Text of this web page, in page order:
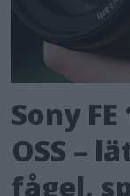
Sony
OSS –
fågel,